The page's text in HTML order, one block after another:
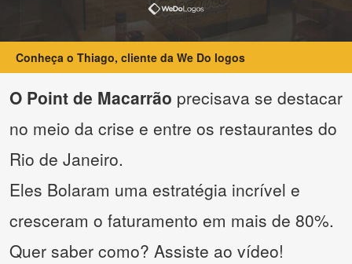
Conheça o Thiago, cliente da We Do logos
O Point de Macarrão precisava se destacar
no meio da crise e entre os restaurantes do
Rio de Janeiro.
Eles Bolaram uma estratégia incrível e
cresceram o faturamento em mais de 80%.
Quer saber como? Assiste ao vídeo!